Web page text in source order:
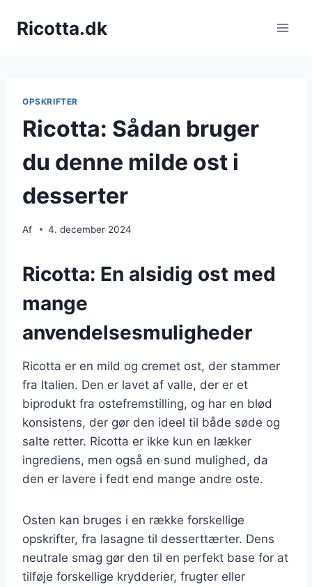
Ricotta.dk
OPSKRIFTER
Ricotta: Sådan bruger
du denne milde ost i
desserter
Af 4. december 2024
Ricotta: En alsidig ost med
mange
anvendelsesmuligheder
Ricotta er en mild og cremet ost, der stammer
fra Italien. Den er lavet af valle, der er et
biprodukt fra ostefremstilling, og har en blød
konsistens, der gør den ideel til både søde og
salte retter. Ricotta er ikke kun en lækker
ingrediens, men også en sund mulighed, da
den er lavere i fedt end mange andre oste.
Osten kan bruges i en række forskellige
opskrifter, fra lasagne til desserttærter. Dens
neutrale smag gør den til en perfekt base for at
tilføje forskellige krydderier, frugter eller